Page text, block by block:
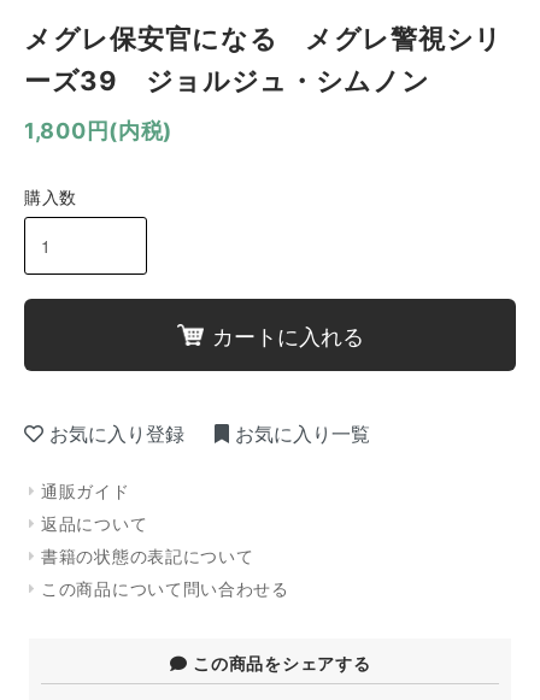
メグレ保安官になる メグレ警視シリ
ーズ39 ジョルジュ・シムノン
1,800円(内税)
購入数
カートに入れる
お気に入り登録 お気に入り一覧
通販ガイド
返品について
書籍の状態の表記について
この商品について問い合わせる
この商品をシェアする